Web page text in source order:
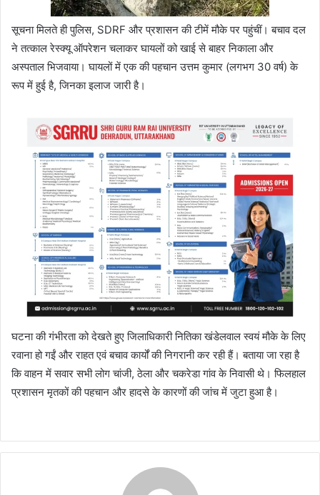
सूचना मिलते ही पुलिस, SDRF और प्रशासन की टीमें मौके पर पहुंचीं। बचाव दल
ने तत्काल रेस्क्यू ऑपरेशन चलाकर घायलों को खाई से बाहर निकाला और
अस्पताल भिजवाया। घायलों में एक की पहचान उत्तम कुमार (लगभग 30 वर्ष) के
रूप में हुई है, जिनका इलाज जारी है।
घटना की गंभीरता को देखते हुए जिलाधिकारी नितिका खंडेलवाल स्वयं मौके के लिए
रवाना हो गईं और राहत एवं बचाव कार्यों की निगरानी कर रही हैं। बताया जा रहा है
कि वाहन में सवार सभी लोग चांजी, ठेला और चकरेडा गांव के निवासी थे। फिलहाल
प्रशासन मृतकों की पहचान और हादसे के कारणों की जांच में जुटा हुआ है।